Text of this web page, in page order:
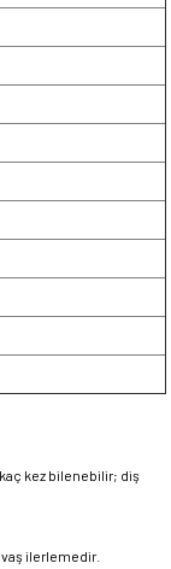
kez bilenebilir; diş
ilerlemedir.